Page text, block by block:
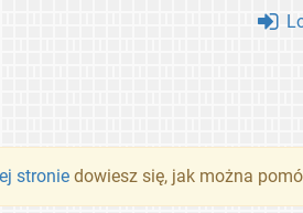
stronie dowiesz się, jak można